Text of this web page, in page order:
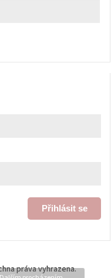
Přihlásit se
práva vyhrazena.